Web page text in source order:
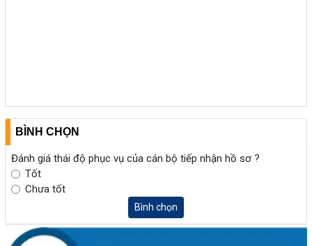
BÌNH CHỌN
Đánh giá thái độ phục vụ của cán bộ tiếp nhận hồ sơ ?
Tốt
Chưa tốt
Bình chọn